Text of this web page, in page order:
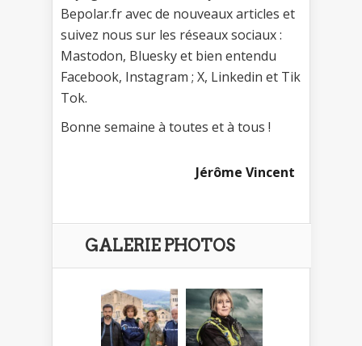
Bepolar.fr avec de nouveaux articles et
suivez nous sur les réseaux sociaux :
Mastodon, Bluesky et bien entendu
Facebook, Instagram ; X, Linkedin et Tik
Tok.
Bonne semaine à toutes et à tous !
Jérôme Vincent
GALERIE PHOTOS